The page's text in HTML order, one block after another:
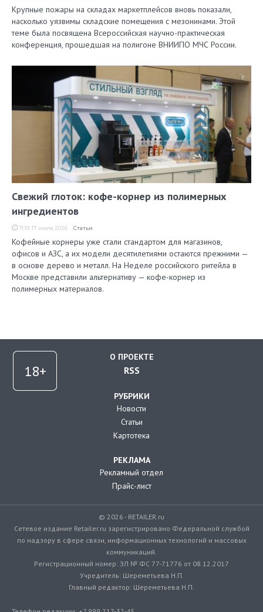
Крупные пожары на складах маркетплейсов вновь показали,
насколько уязвимы складские помещения с мезонинами. Этой
теме была посвящена Всероссийская научно-практическая
конференция, прошедшая на полигоне ВНИИПО МЧС России.
Свежий глоток: кофе-корнер из полимерных
ингредиентов
11:19, 17 июля 2026 Статьи
Кофейные корнеры уже стали стандартом для магазинов,
офисов и АЗС, а их модели десятилетиями остаются прежними —
в основе дерево и металл. На Неделе российского ритейла в
Москве представили альтернативу — кофе-корнер из
полимерных материалов.
О ПРОЕКТЕ
RSS
РУБРИКИ
Новости
Статьи
Картотека
РЕКЛАМА
Рекламный отдел
Прайс-лист
© 2026 - RETAILER.ru
Сетевое издание Retailer.ru зарегистрировано Федеральной службой
по надзору в сфере связи, информационных технологий и массовых
коммуникаций.
Регистрационный номер: ЭЛ № ФС 77-71776 от 08.12.2017
Учредитель: Шереметьева Н.П.
Главный редактор: Шереметьева Н.П.